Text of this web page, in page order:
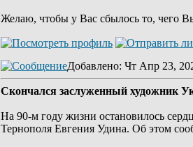
Желаю, чтобы у Вас сбылось то, чего
Добавлено: Чт Апр 23,
Скончался заслуженный художник
На 90-м году жизни остановилось
Тернополя Евгения Удина. Об этом